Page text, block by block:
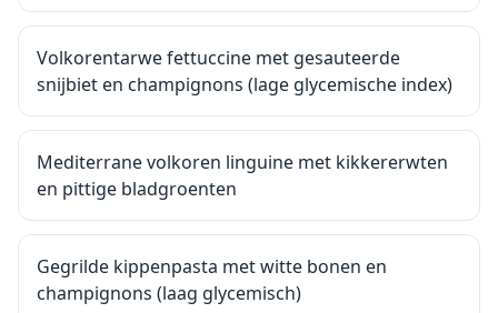
Volkorentarwe fettuccine met gesauteerde
snijbiet en champignons (lage glycemische index)
Mediterrane volkoren linguine met kikkererwten
en pittige bladgroenten
Gegrilde kippenpasta met witte bonen en
champignons (laag glycemisch)